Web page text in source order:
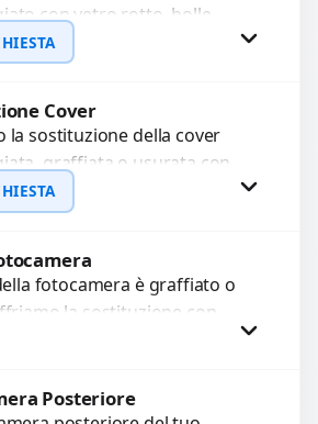
con vetro rotto, bolle,
schermo nero o pixel morti?
schermi completi...
Richiedi Preventivo
WhatsApp
Cover
la sostituzione della cover
graffiata o usurata con
alta qualità e garantiti.
l’aspetto estetico e...
Richiedi Preventivo
fotocamera è graffiato o
la sostituzione con
alta qualità garantiti per 3
Procedi
Posteriore